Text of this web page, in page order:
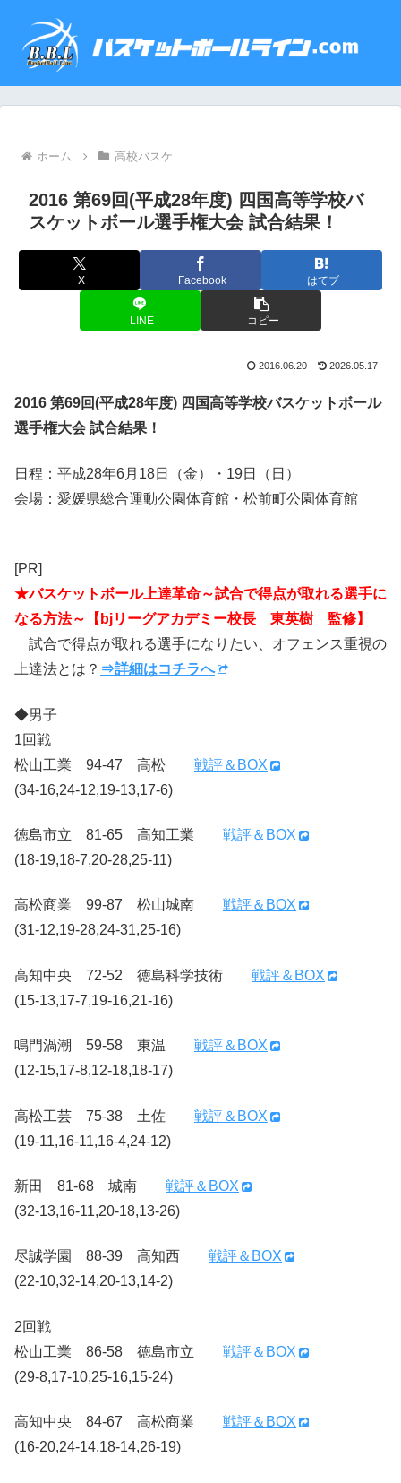
ホーム 高校バスケ
2016 第69回(平成28年度) 四国高等学校バ
スケットボール選手権大会 試合結果！
X Facebook はてブ
LINE コピー
2016.06.20 2026.05.17
2016 第69回(平成28年度) 四国高等学校バスケットボール
選手権大会 試合結果！
日程：平成28年6月18日（金）・19日（日）
会場：愛媛県総合運動公園体育館・松前町公園体育館
[PR]
★バスケットボール上達革命～試合で得点が取れる選手に
なる方法～【bjリーグアカデミー校長 東英樹 監修】
試合で得点が取れる選手になりたい、オフェンス重視の
上達法とは？ ⇒詳細はコチラへ
◆男子
1回戦
松山工業 94-47 高松 戦評＆BOX
(34-16,24-12,19-13,17-6)
徳島市立 81-65 高知工業 戦評＆BOX
(18-19,18-7,20-28,25-11)
高松商業 99-87 松山城南 戦評＆BOX
(31-12,19-28,24-31,25-16)
高知中央 72-52 徳島科学技術 戦評＆BOX
(15-13,17-7,19-16,21-16)
鳴門渦潮 59-58 東温 戦評＆BOX
(12-15,17-8,12-18,18-17)
高松工芸 75-38 土佐 戦評＆BOX
(19-11,16-11,16-4,24-12)
新田 81-68 城南 戦評＆BOX
(32-13,16-11,20-18,13-26)
尽誠学園 88-39 高知西 戦評＆BOX
(22-10,32-14,20-13,14-2)
2回戦
松山工業 86-58 徳島市立 戦評＆BOX
(29-8,17-10,25-16,15-24)
高知中央 84-67 高松商業 戦評＆BOX
(16-20,24-14,18-14,26-19)